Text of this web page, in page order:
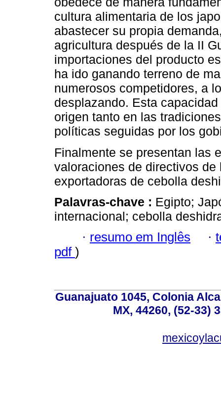
cultura alimentaria de los
abastecer su propia
agricultura después de la II
importaciones del producto
ha ido ganando terreno de
numerosos competidores, a
desplazando. Esta
origen tanto en las
políticas seguidas por los
Finalmente se presentan las
valoraciones de directivos
exportadoras de cebolla
Palavras-chave : Egipto;
internacional; cebolla
· resumo em Inglês ·
pdf )
Guanajuato 1045, Colonia
MX, 44260, (52-33)